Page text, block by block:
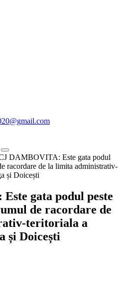
gata podul peste
de racordare de
teritoriala a
și Doicești